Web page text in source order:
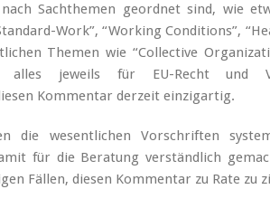
Sachthemen geordnet sind, wie
Work”, “Working Conditions”,
Themen wie “Collective
alles jeweils für EU-Recht und
Kommentar derzeit einzigartig.
die wesentlichen Vorschriften
für die Beratung verständlich
Fällen, diesen Kommentar zu Rate zu